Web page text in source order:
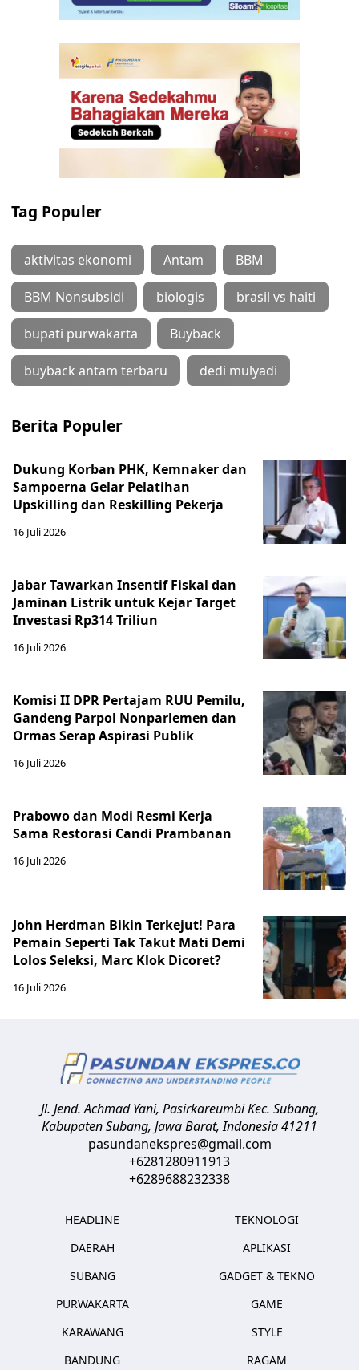
Tag Populer
aktivitas ekonomi Antam BBM
BBM Nonsubsidi biologis brasil vs haiti
bupati purwakarta Buyback
buyback antam terbaru dedi mulyadi
Berita Populer
Dukung Korban PHK, Kemnaker dan
Sampoerna Gelar Pelatihan
Upskilling dan Reskilling Pekerja
16 Juli 2026
Jabar Tawarkan Insentif Fiskal dan
Jaminan Listrik untuk Kejar Target
Investasi Rp314 Triliun
16 Juli 2026
Komisi II DPR Pertajam RUU Pemilu,
Gandeng Parpol Nonparlemen dan
Ormas Serap Aspirasi Publik
16 Juli 2026
Prabowo dan Modi Resmi Kerja
Sama Restorasi Candi Prambanan
16 Juli 2026
John Herdman Bikin Terkejut! Para
Pemain Seperti Tak Takut Mati Demi
Lolos Seleksi, Marc Klok Dicoret?
16 Juli 2026
Jl. Jend. Achmad Yani, Pasirkareumbi Kec. Subang,
Kabupaten Subang, Jawa Barat,Indonesia41211
pasundanekspres@gmail.com
+6281280911913
+6289688232338
HEADLINE
DAERAH
SUBANG
PURWAKARTA
KARAWANG
BANDUNG
TEKNOLOGI
APLIKASI
GADGET & TEKNO
GAME
STYLE
RAGAM